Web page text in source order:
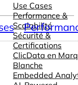
Use Cases
Performance &
Scalabilité
Sécurité &
Certifications
ClicData en
Blanche
Embedded